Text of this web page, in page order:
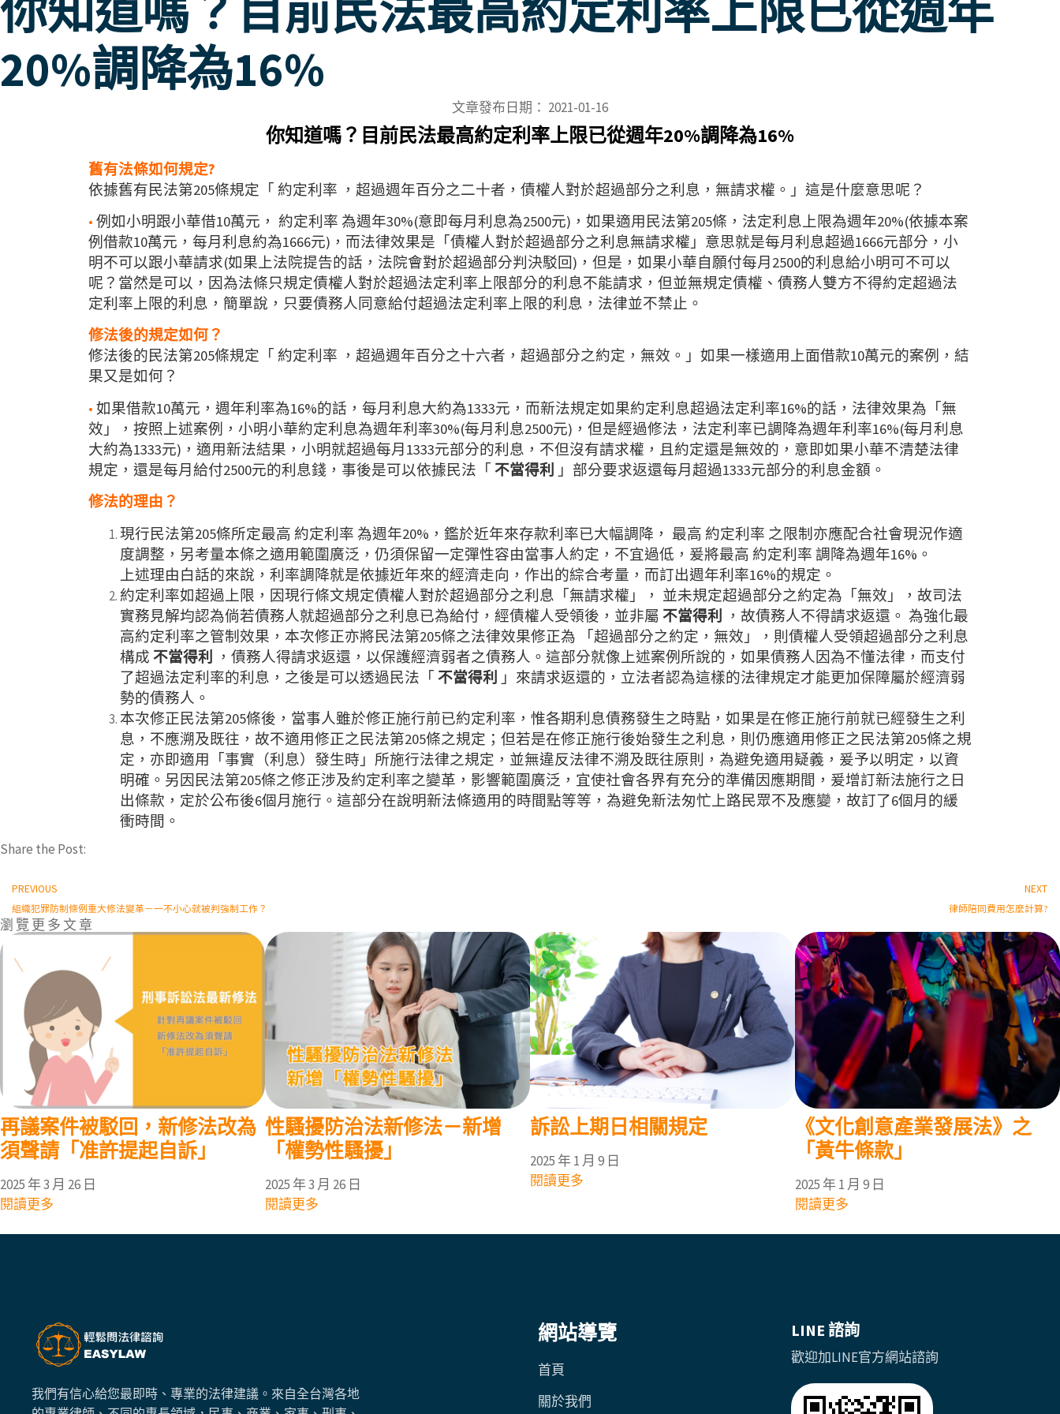
你知道嗎？目前民法最高約定利率上限已從週年
20%調降為16%
文章發布日期： 2021-01-16
你知道嗎？目前民法最高約定利率上限已從週年20%調降為16%
舊有法條如何規定?
依據舊有民法第205條規定「 約定利率 ，超過週年百分之二十者，債權人對於超過部分之利息，無請求權。」這是什麼意思呢？
• 例如小明跟小華借10萬元， 約定利率 為週年30%(意即每月利息為2500元)，如果適用民法第205條，法定利息上限為週年20%(依據本案
例借款10萬元，每月利息約為1666元)，而法律效果是「債權人對於超過部分之利息無請求權」意思就是每月利息超過1666元部分，小
明不可以跟小華請求(如果上法院提告的話，法院會對於超過部分判決駁回)，但是，如果小華自願付每月2500的利息給小明可不可以
呢？當然是可以，因為法條只規定債權人對於超過法定利率上限部分的利息不能請求，但並無規定債權、債務人雙方不得約定超過法
定利率上限的利息，簡單說，只要債務人同意給付超過法定利率上限的利息，法律並不禁止。
修法後的規定如何？
修法後的民法第205條規定「 約定利率 ，超過週年百分之十六者，超過部分之約定，無效。」如果一樣適用上面借款10萬元的案例，結
果又是如何？
• 如果借款10萬元，週年利率為16%的話，每月利息大約為1333元，而新法規定如果約定利息超過法定利率16%的話，法律效果為「無
效」，按照上述案例，小明小華約定利息為週年利率30%(每月利息2500元)，但是經過修法，法定利率已調降為週年利率16%(每月利息
大約為1333元)，適用新法結果，小明就超過每月1333元部分的利息，不但沒有請求權，且約定還是無效的，意即如果小華不清楚法律
規定，還是每月給付2500元的利息錢，事後是可以依據民法「 不當得利 」部分要求返還每月超過1333元部分的利息金額。
修法的理由？
現行民法第205條所定最高 約定利率 為週年20%，鑑於近年來存款利率已大幅調降， 最高 約定利率 之限制亦應配合社會現況作適
度調整，另考量本條之適用範圍廣泛，仍須保留一定彈性容由當事人約定，不宜過低，爰將最高 約定利率 調降為週年16%。
上述理由白話的來說，利率調降就是依據近年來的經濟走向，作出的綜合考量，而訂出週年利率16%的規定。
約定利率如超過上限，因現行條文規定債權人對於超過部分之利息「無請求權」， 並未規定超過部分之約定為「無效」，故司法
實務見解均認為倘若債務人就超過部分之利息已為給付，經債權人受領後，並非屬 不當得利
，故債務人不得請求返還。 為強化最
高約定利率之管制效果，本次修正亦將民法第205條之法律效果修正為 「超過部分之約定，無效」，則債權人受領超過部分之利息
構成 不當得利
，債務人得請求返還，以保護經濟弱者之債務人。這部分就像上述案例所說的，如果債務人因為不懂法律，而支付
了超過法定利率的利息，之後是可以透過民法「 不當得利
」來請求返還的，立法者認為這樣的法律規定才能更加保障屬於經濟弱
勢的債務人。
本次修正民法第205條後，當事人雖於修正施行前已約定利率，惟各期利息債務發生之時點，如果是在修正施行前就已經發生之利
息，不應溯及既往，故不適用修正之民法第205條之規定；但若是在修正施行後始發生之利息，則仍應適用修正之民法第205條之規
定，亦即適用「事實（利息）發生時」所施行法律之規定，並無違反法律不溯及既往原則，為避免適用疑義，爰予以明定，以資
明確。另因民法第205條之修正涉及約定利率之變革，影響範圍廣泛，宜使社會各界有充分的準備因應期間，爰增訂新法施行之日
出條款，定於公布後6個月施行。這部分在說明新法條適用的時間點等等，為避免新法匆忙上路民眾不及應變，故訂了6個月的緩
衝時間。
Share the Post:
PREVIOUS
組織犯罪防制條例重大修法變革－一不小心就被判強制工作？
NEXT
律師陪同費用怎麼計算?
瀏 覽 更 多 文 章
再議案件被駁回，新修法改為
須聲請「准許提起自訴」
2025 年 3 月 26 日
閱讀更多
性騷擾防治法新修法－新增
「權勢性騷擾」
2025 年 3 月 26 日
閱讀更多
訴訟上期日相關規定
2025 年 1 月 9 日
閱讀更多
《文化創意產業發展法》之
「黃牛條款」
2025 年 1 月 9 日
閱讀更多
我們有信心給您最即時、專業的法律建議。來自全台灣各地
網站導覽
首頁
關於我們
LINE 諮詢
歡迎加LINE官方網站諮詢